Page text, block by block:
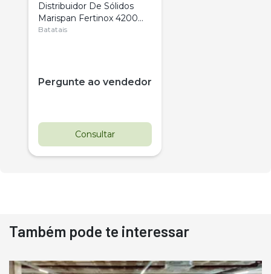
Distribuidor De Sólidos
Marispan Fertinox 4200
Citrus
Batatais
Pergunte ao vendedor
Consultar
Destaque
Usado
Também pode te interessar